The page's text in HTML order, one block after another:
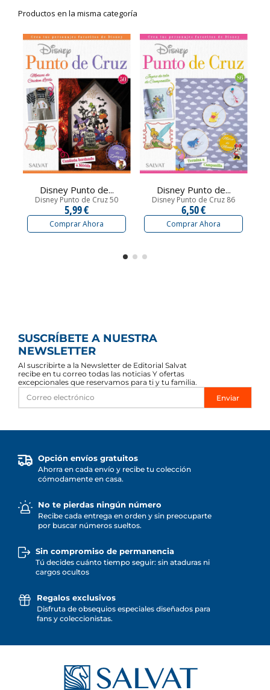
Productos en la misma categoría
Disney Punto de...
Disney Punto de Cruz 50
5,99 €
Comprar Ahora
Disney Punto de...
Disney Punto de Cruz 86
6,50 €
Comprar Ahora
SUSCRÍBETE A NUESTRA
NEWSLETTER
Al suscribirte a la Newsletter de Editorial Salvat
recibe en tu correo todas las noticias Y ofertas
excepcionales que reservamos para ti y tu familia.
Enviar
Opción envíos gratuitos
Ahorra en cada envío y recibe tu colección
cómodamente en casa.
No te pierdas ningún número
Recibe cada entrega en orden y sin preocuparte
por buscar números sueltos.
Sin compromiso de permanencia
Tú decides cuánto tiempo seguir: sin ataduras ni
cargos ocultos
Regalos exclusivos
Disfruta de obsequios especiales diseñados para
fans y coleccionistas.